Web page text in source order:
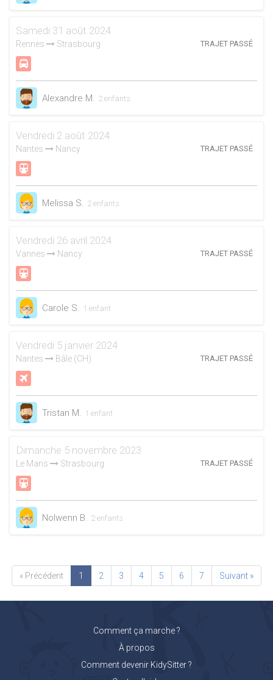
Samedi 31 août 2024
Rennes Strasbourg TRAJET PASSÉ
Alexandre M. 2 enfants
Vendredi 2 août 2024
Nantes Nancy TRAJET PASSÉ
Melissa S. 2 enfants
Vendredi 26 avril 2024
Vannes Nancy TRAJET PASSÉ
Carole S. 1 enfant
Vendredi 5 janvier 2024
Nantes Bâle (CH) TRAJET PASSÉ
Tristan M. 1 enfant
Dimanche 5 novembre 2023
Le Mans Strasbourg TRAJET PASSÉ
Nolwenn B. 2 enfants
« Précédent 1 2 3 4 5 6 7 Suivant »
Comment ça marche ?
À propos
Comment devenir KidySitter ?